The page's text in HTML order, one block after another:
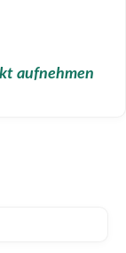
aufnehmen